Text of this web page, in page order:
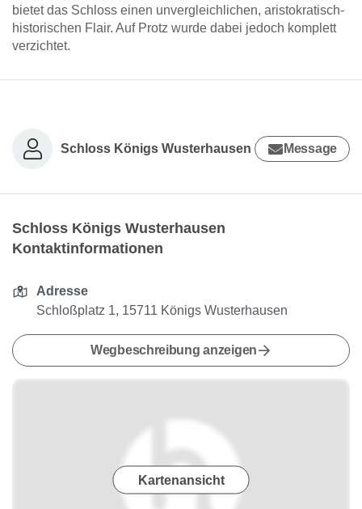
bietet das Schloss einen unvergleichlichen, aristokratisch-
historischen Flair. Auf Protz wurde dabei jedoch komplett
verzichtet.
Schloss Königs Wusterhausen Message
Schloss Königs Wusterhausen
Kontaktinformationen
Adresse
Schloßplatz 1, 15711 Königs Wusterhausen
Wegbeschreibung anzeigen
Kartenansicht